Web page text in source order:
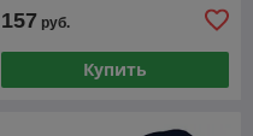
157 руб.
Купить